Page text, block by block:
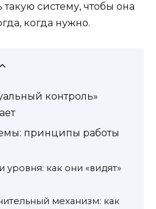
такую систему, чтобы она
когда нужно.
контроль»
принципы работы
уровня: как они «видят»
механизм: как